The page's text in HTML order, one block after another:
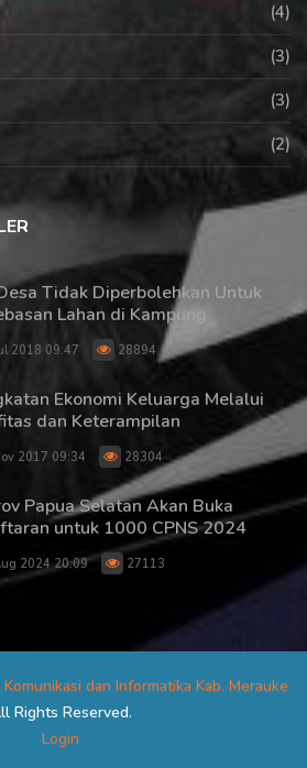
(4)
(3)
(3)
(2)
Tidak Diperbolehkan Untuk
Lahan di Kampung
2018 09:47 28894
Ekonomi Keluarga Melalui
dan Keterampilan
2017 09:34 28304
Papua Selatan Akan Buka
untuk 1000 CPNS 2024
2024 20:09 27113
dan Informatika Kab. Merauke
Rights Reserved.
Login